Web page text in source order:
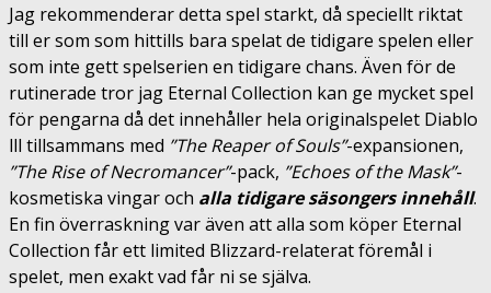
Jag rekommenderar detta spel starkt, då speciellt riktat
till er som som hittills bara spelat de tidigare spelen eller
som inte gett spelserien en tidigare chans. Även för de
rutinerade tror jag Eternal Collection kan ge mycket spel
för pengarna då det innehåller hela originalspelet Diablo
lll tillsammans med ”The Reaper of Souls”-expansionen,
”The Rise of Necromancer”-pack, ”Echoes of the Mask”-
kosmetiska vingar och alla tidigare säsongers innehåll.
En fin överraskning var även att alla som köper Eternal
Collection får ett limited Blizzard-relaterat föremål i
spelet, men exakt vad får ni se själva.